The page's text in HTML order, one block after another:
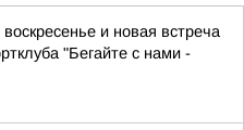
и новая встреча
"Бегайте с нами -